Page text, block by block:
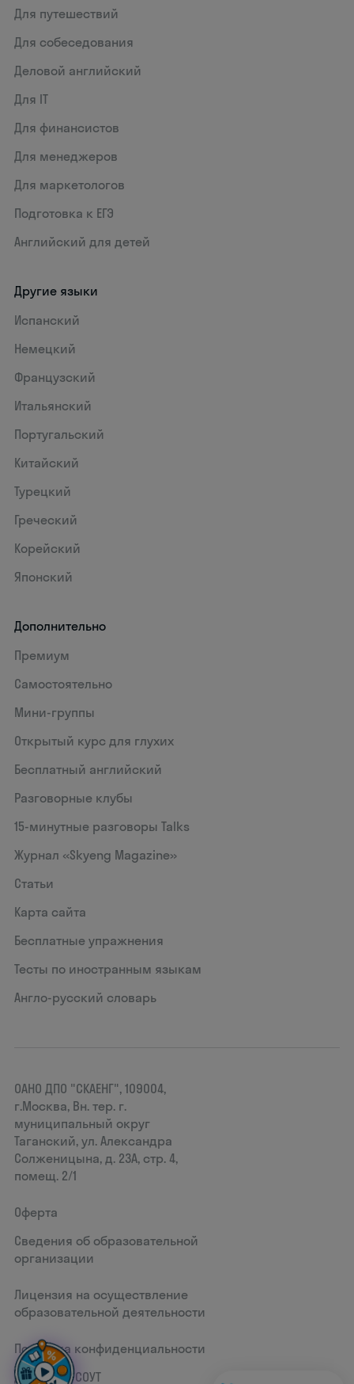
Для путешествий
Для собеседования
Деловой английский
Для IT
Для финансистов
Для менеджеров
Для маркетологов
Подготовка к ЕГЭ
Английский для детей
Другие языки
Испанский
Немецкий
Французский
Итальянский
Португальский
Китайский
Турецкий
Греческий
Корейский
Японский
Дополнительно
Премиум
Самостоятельно
Мини-группы
Открытый курс для глухих
Бесплатный английский
Разговорные клубы
15‑минутные разговоры Talks
Журнал «Skyeng Magazine»
Статьи
Карта сайта
Бесплатные упражнения
Тесты по иностранным языкам
Англо-русский словарь
ОАНО ДПО "СКАЕНГ", 109004,
г.Москва, Вн. тер. г.
муниципальный округ
Таганский, ул. Александра
Солженицына, д. 23А, стр. 4,
помещ. 2/1
Оферта
Сведения об образовательной
организации
Лицензия на осуществление
образовательной деятельности
Политика конфиденциальности
Документ СОУТ